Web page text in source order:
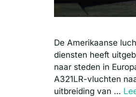
De Amerikaanse
diensten heeft
naar steden in
A321LR-vluchten
uitbreiding van …